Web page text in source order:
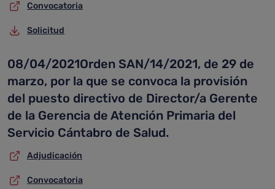
Convocatoria
Solicitud
08/04/2021Orden SAN/14/2021, de 29 de
marzo, por la que se convoca la provisión
del puesto directivo de Director/a Gerente
de la Gerencia de Atención Primaria del
Servicio Cántabro de Salud.
Adjudicación
Convocatoria